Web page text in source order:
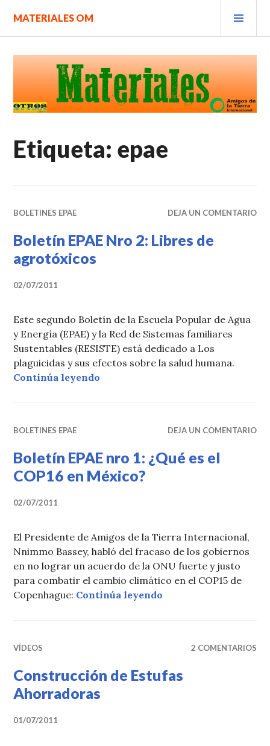
contenido.
MATERIALES OM
Etiqueta: epae
BOLETINES EPAE DEJA UN COMENTARIO
Boletín EPAE Nro 2: Libres de
agrotóxicos
02/07/2011
Este segundo Boletín de la Escuela Popular de Agua
y Energía (EPAE) y la Red de Sistemas familiares
Sustentables (RESISTE) está dedicado a Los
plaguicidas y sus efectos sobre la salud humana.
Continúa leyendo
BOLETINES EPAE DEJA UN COMENTARIO
Boletín EPAE nro 1: ¿Qué es el
COP16 en México?
02/07/2011
El Presidente de Amigos de la Tierra Internacional,
Nnimmo Bassey, habló del fracaso de los gobiernos
en no lograr un acuerdo de la ONU fuerte y justo
para combatir el cambio climático en el COP15 de
Copenhague: Continúa leyendo
VÍDEOS 2 COMENTARIOS
Construcción de Estufas
Ahorradoras
01/07/2011